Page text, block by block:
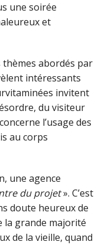
une soirée
et
abordés par
intéressants
invitent
du visiteur
l’usage des
au corps
une agence
du projet». C’est
doute heureux de
la grande majorité
de la vieille, quand